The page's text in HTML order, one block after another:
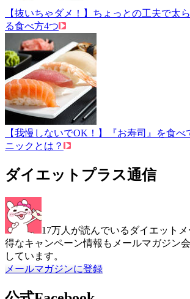
【抜いちゃダメ！】ちょっとの工夫で太
る食べ方4つ
【我慢しないでOK！】『お寿司』を食べ
ニックとは？
ダイエットプラス通信
17万人が読んでいるダイエット
得なキャンペーン情報もメールマガジン
しています。
メールマガジンに登録